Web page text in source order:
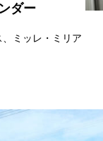
ダー
ミッレ・ミリア